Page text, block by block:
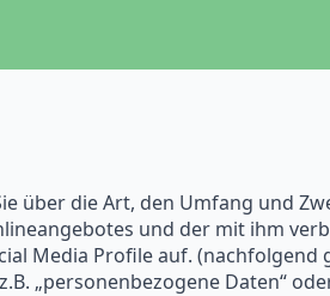
über die Art, den Umfang und
und der mit ihm
Media Profile auf.
„personenbezogene Daten“